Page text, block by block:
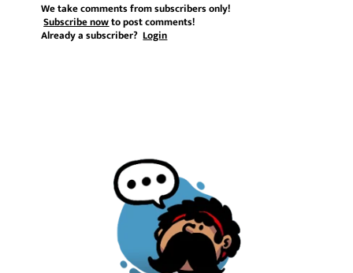
We take comments from subscribers only!
Subscribe nowto post comments!
Already a subscriber?Login